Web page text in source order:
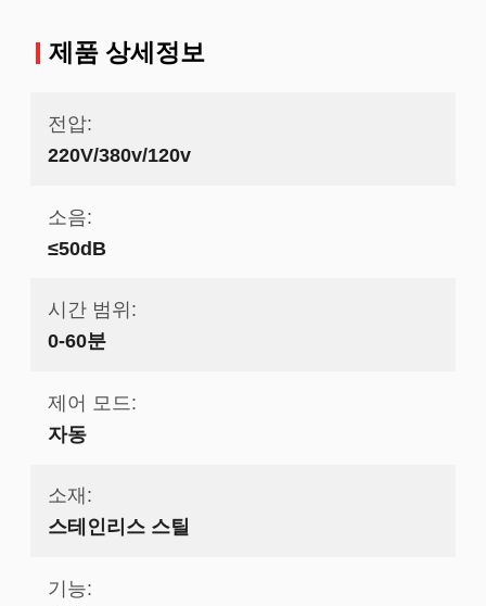
제품 상세정보
전압:
220V/380v/120v
소음:
≤50dB
시간 범위:
0-60분
제어 모드:
자동
소재:
스테인리스 스틸
기능: